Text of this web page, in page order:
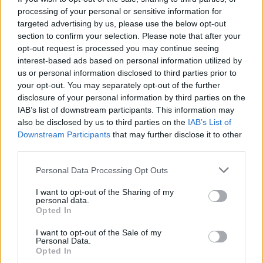
processing of your personal or sensitive information for
targeted advertising by us, please use the below opt-out
section to confirm your selection. Please note that after your
opt-out request is processed you may continue seeing
interest-based ads based on personal information utilized by
us or personal information disclosed to third parties prior to
your opt-out. You may separately opt-out of the further
disclosure of your personal information by third parties on the
IAB’s list of downstream participants. This information may
also be disclosed by us to third parties on the IAB’s List of
Downstream Participants that may further disclose it to other
Please note that this website/app uses one or more Google
not limited to your visit or usage behaviour. You may click to
grant or deny consent to Google and its third-party tags to
use your data for below specified purposes in below Google
consent section.
Personal Data Processing Opt Outs
I want to opt-out of the Sharing of my
personal data.
Opted In
I want to opt-out of the Sale of my
Personal Data.
Opted In
alapos késések alakultak ki a menetrendhez képest,
kimaradás is előfordult
Ön szerint hogy készül a hamisítatlan szolnoki habos isler?
Országos ellenőrzés indult a hazai akkumulátoripari
üzemekben
Az idei év leglassabb növekedését hozta a június a
kiskereskedelemben
Györfi Mihály több tucat vállalkozással egyeztetett a
41 fok fölé forrósodott az ország, Szolnokon pedig egy másik
Egy telefonhívást akart, végül rendőrök vitték el a mezőtúri
A Tisza kormány minisztere újabb nagy változásokról döntött
a közoktatásban – például az iskolaigazgatók visszakapják